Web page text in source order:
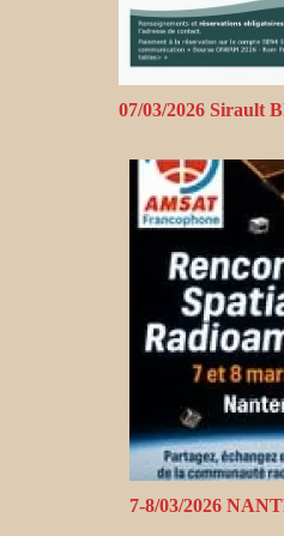
07/03/2026 Sirault
7-8/03/2026